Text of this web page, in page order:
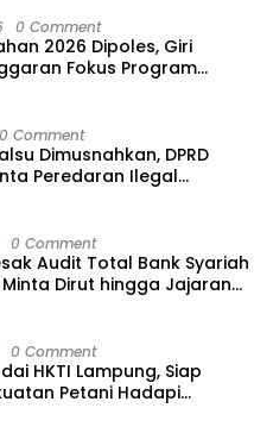
0 Comment
2026 Dipoles, Giri
Fokus Program
0 Comment
Dimusnahkan, DPRD
Peredaran Ilegal
0 Comment
Audit Total Bank Syariah
Dirut hingga Jajaran
0 Comment
HKTI Lampung, Siap
Petani Hadapi